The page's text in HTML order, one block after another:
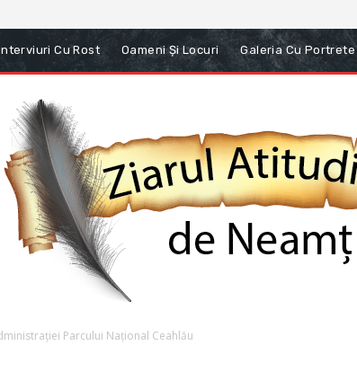
Cu Rost Oameni Și Locuri Galeria Cu Portrete
Parcului Național Ceahlău